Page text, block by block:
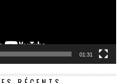
01:31